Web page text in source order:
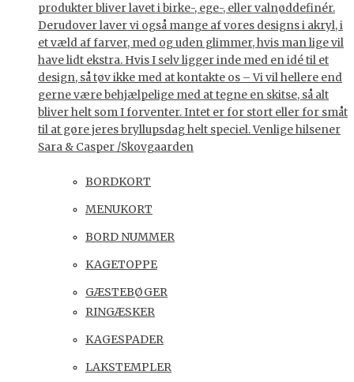
produkter bliver lavet i birke-, ege-, eller valnøddefinér.
Derudover laver vi også mange af vores designs i akryl, i
et væld af farver, med og uden glimmer, hvis man lige vil
have lidt ekstra. Hvis I selv ligger inde med en idé til et
design, så tøv ikke med at kontakte os – Vi vil hellere end
gerne være behjælpelige med at tegne en skitse, så alt
bliver helt som I forventer. Intet er for stort eller for småt
til at gøre jeres bryllupsdag helt speciel. Venlige hilsener
Sara & Casper /Skovgaarden
BORDKORT
MENUKORT
BORD NUMMER
KAGETOPPE
GÆSTEBØGER
RINGÆSKER
KAGESPADER
LAKSTEMPLER